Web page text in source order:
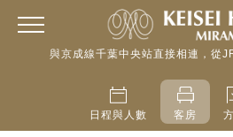
與京成線千葉中央站直接相連，從
日程與人數 客房